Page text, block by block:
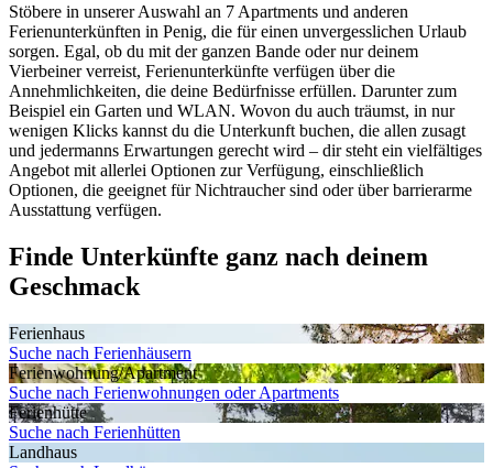
Stöbere in unserer Auswahl an 7 Apartments und anderen
Ferienunterkünften in Penig, die für einen unvergesslichen Urlaub
sorgen. Egal, ob du mit der ganzen Bande oder nur deinem
Vierbeiner verreist, Ferienunterkünfte verfügen über die
Annehmlichkeiten, die deine Bedürfnisse erfüllen. Darunter zum
Beispiel ein Garten und WLAN. Wovon du auch träumst, in nur
wenigen Klicks kannst du die Unterkunft buchen, die allen zusagt
und jedermanns Erwartungen gerecht wird – dir steht ein vielfältiges
Angebot mit allerlei Optionen zur Verfügung, einschließlich
Optionen, die geeignet für Nichtraucher sind oder über barrierarme
Ausstattung verfügen.
Finde Unterkünfte ganz nach deinem
Geschmack
Ferienhaus
Suche nach Ferienhäusern
Ferienwohnung/Apartment
Suche nach Ferienwohnungen oder Apartments
Ferienhütte
Suche nach Ferienhütten
Landhaus